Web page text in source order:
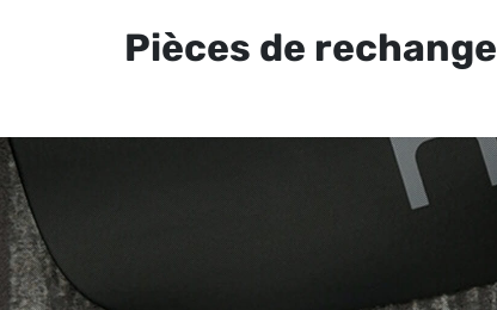
Pièces de rechange